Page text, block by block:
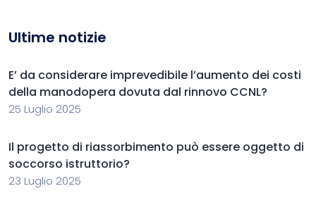
Ultime notizie
E’ da considerare imprevedibile l’aumento dei costi
della manodopera dovuta dal rinnovo CCNL?
25 Luglio 2025
Il progetto di riassorbimento può essere oggetto di
soccorso istruttorio?
23 Luglio 2025